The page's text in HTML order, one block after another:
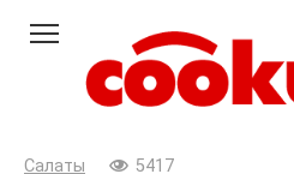
контенту
Салаты 5417